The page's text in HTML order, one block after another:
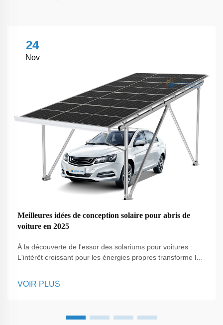
24
Nov
Meilleures idées de conception solaire pour abris de
voiture en 2025
À la découverte de l'essor des solariums pour voitures :
L'intérêt croissant pour les énergies propres transforme la
aujourd'hui est le solarium pour voiture. Contrairement aux
VOIR PLUS